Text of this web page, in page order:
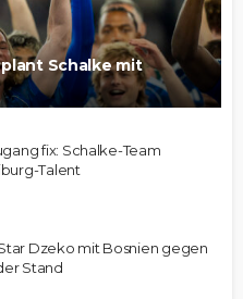
Schalke mit
fix: Schalke-Team
Talent
Dzeko mit Bosnien gegen
Stand